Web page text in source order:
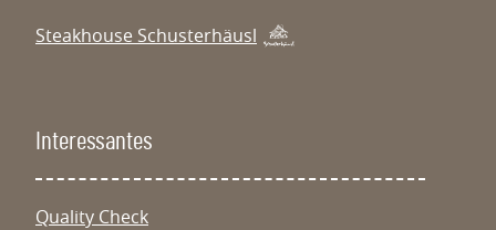
Interessantes
Quality Check
Steakhouse Schusterhäusl